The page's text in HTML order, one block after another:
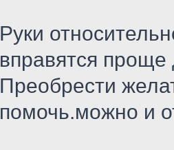
Руки
вправятся
Преобрести
помочь.можно и